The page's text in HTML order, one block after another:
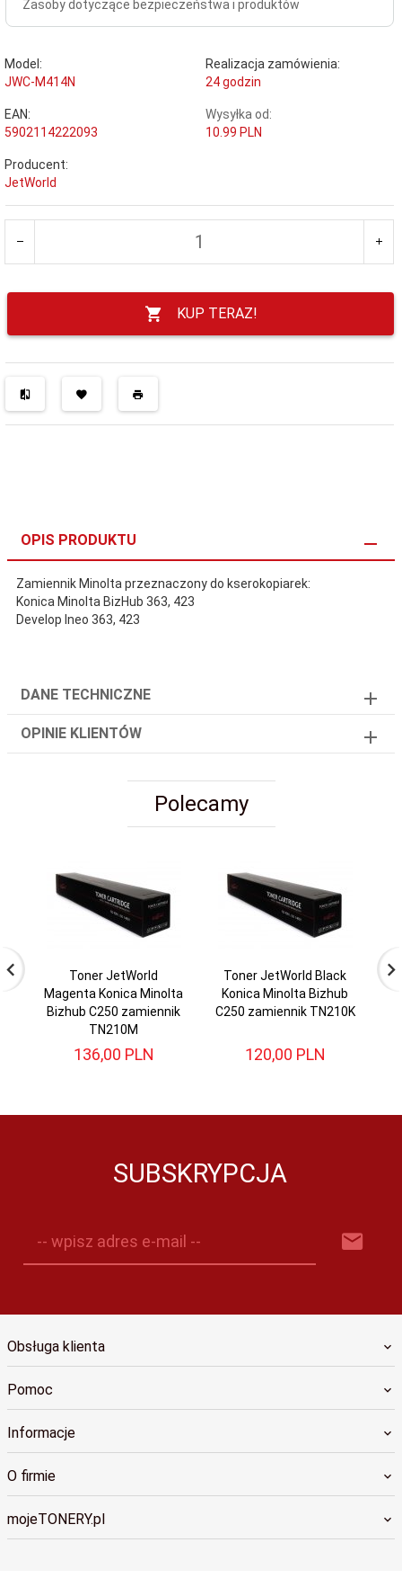
Zasoby dotyczące bezpieczeństwa i produktów
Model:
JWC-M414N
Realizacja zamówienia:
24 godzin
EAN:
5902114222093
Wysyłka od:
10.99 PLN
Producent:
JetWorld
KUP TERAZ!
OPIS PRODUKTU
Zamiennik Minolta przeznaczony do kserokopiarek:
Konica Minolta BizHub 363, 423
Develop Ineo 363, 423
DANE TECHNICZNE
OPINIE KLIENTÓW
Polecamy
Toner JetWorld
Magenta Konica Minolta
Bizhub C250 zamiennik
TN210M
136,00 PLN
Toner JetWorld Black
Konica Minolta Bizhub
C250 zamiennik TN210K
120,00 PLN
SUBSKRYPCJA
-- wpisz adres e-mail --
Obsługa klienta
Pomoc
Informacje
O firmie
mojeTONERY.pl